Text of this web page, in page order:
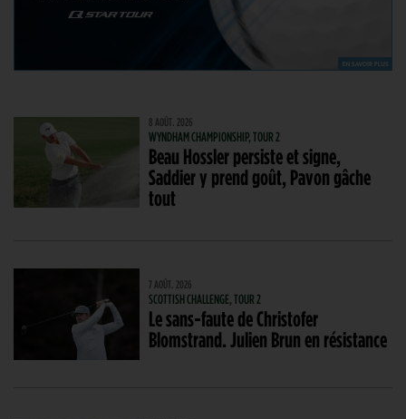
8 AOÛT. 2026
WYNDHAM CHAMPIONSHIP, TOUR 2
Beau Hossler persiste et signe,
Saddier y prend goût, Pavon gâche
tout
7 AOÛT. 2026
SCOTTISH CHALLENGE, TOUR 2
Le sans-faute de Christofer
Blomstrand. Julien Brun en résistance